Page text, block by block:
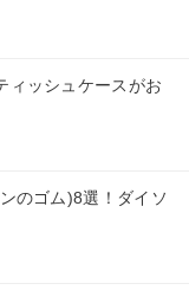
ィッシュケースがお
のゴム)8選！ダイソ